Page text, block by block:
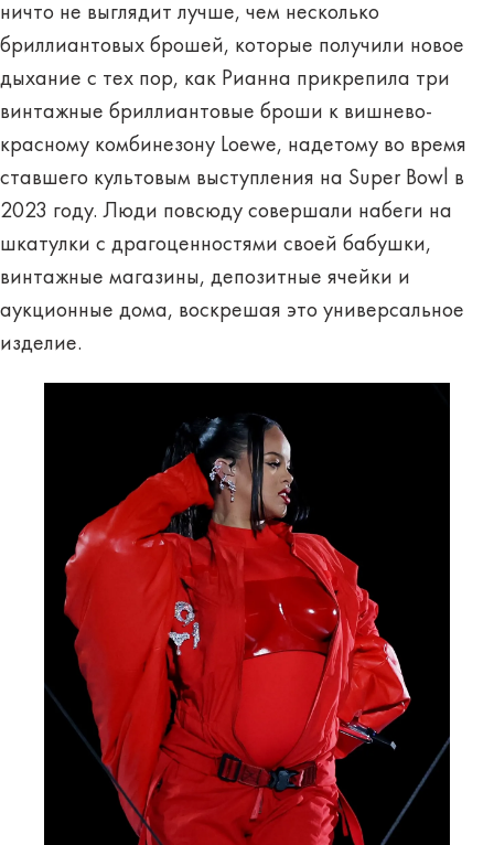
ничто не выглядит лучше, чем несколько
бриллиантовых брошей, которые получили новое
дыхание с тех пор, как Рианна прикрепила три
винтажные бриллиантовые броши к вишнево-
красному комбинезону Loewe, надетому во время
ставшего культовым выступления на Super Bowl в
2023 году. Люди повсюду совершали набеги на
шкатулки с драгоценностями своей бабушки,
винтажные магазины, депозитные ячейки и
аукционные дома, воскрешая это универсальное
изделие.